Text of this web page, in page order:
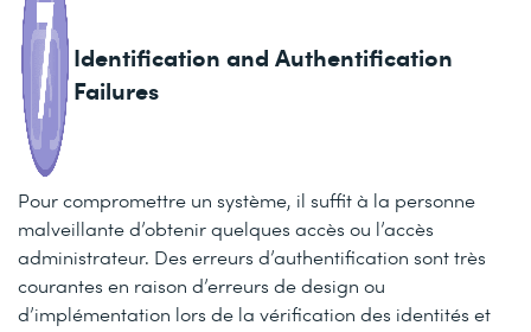
Identification and Authentification
Failures
Pour compromettre un système, il suffit à la personne
malveillante d’obtenir quelques accès ou l’accès
administrateur. Des erreurs d’authentification sont très
courantes en raison d’erreurs de design ou
d’implémentation lors de la vérification des identités et